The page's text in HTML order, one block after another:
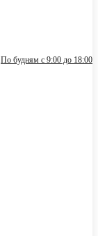
По будням с 9:00 до 18:00